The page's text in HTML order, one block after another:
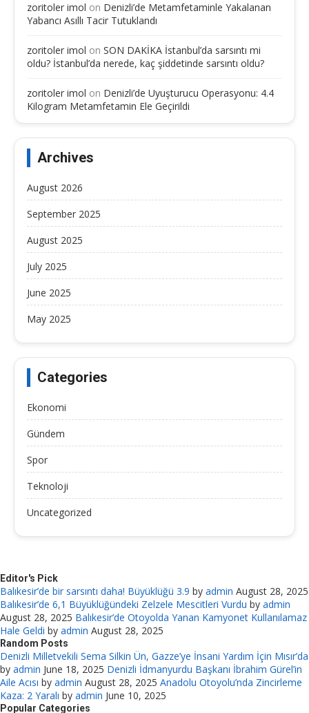
zoritoler imol on Denizli’de Metamfetaminle Yakalanan
Yabancı Asıllı Tacir Tutuklandı
zoritoler imol on SON DAKİKA İstanbul’da sarsıntı mi
oldu? İstanbul’da nerede, kaç şiddetinde sarsıntı oldu?
zoritoler imol on Denizli’de Uyuşturucu Operasyonu: 4.4
Kilogram Metamfetamin Ele Geçirildi
Archives
August 2026
September 2025
August 2025
July 2025
June 2025
May 2025
Categories
Ekonomi
Gündem
Spor
Teknoloji
Uncategorized
Editor's Pick
Balıkesir’de bir sarsıntı daha! Büyüklüğü 3.9 by admin August 28, 2025
Balıkesir’de 6,1 Büyüklüğündeki Zelzele Mescitleri Vurdu by admin
August 28, 2025 Balıkesir’de Otoyolda Yanan Kamyonet Kullanılamaz
Hale Geldi by admin August 28, 2025
Random Posts
Denizli Milletvekili Sema Silkin Ün, Gazze’ye İnsani Yardım İçin Mısır’da
by admin June 18, 2025 Denizli İdmanyurdu Başkanı İbrahim Gürel’in
Aile Acısı by admin August 28, 2025 Anadolu Otoyolu’nda Zincirleme
Kaza: 2 Yaralı by admin June 10, 2025
Popular Categories